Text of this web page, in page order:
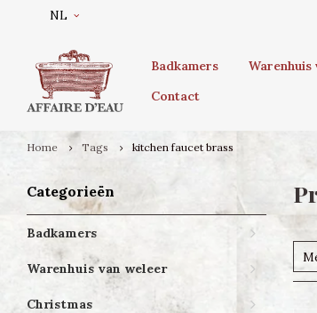
NL
Badkamers Warenhuis
Contact
Home Tags kitchen faucet brass
Categorieën
Badkamers
Warenhuis van weleer
Christmas